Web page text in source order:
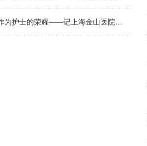
享受作为护士的荣耀——记上海金山医院护士蔡蕴敏